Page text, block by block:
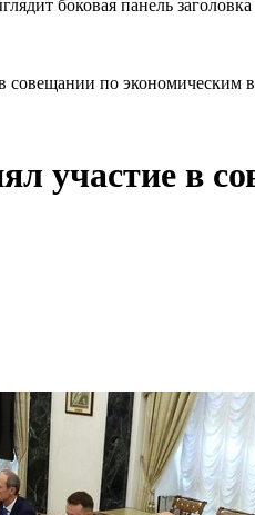
боковая панель
совещании по экономическим
участие в